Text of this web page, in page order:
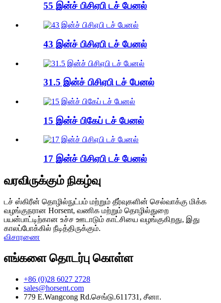
55 இன்ச் பிசிஏபி டச் பேனல்
43 இன்ச் பிசிஏபி டச் பேனல்
31.5 இன்ச் பிசிஏபி டச் பேனல்
15 இன்ச் பிகேப் டச் பேனல்
17 இன்ச் பிசிஏபி டச் பேனல்
வரவிருக்கும் நிகழ்வு
டச் ஸ்கிரீன் தொழில்நுட்பம் மற்றும் தீர்வுகளின் செல்வாக்கு மிக்க
வழங்குநரான Horsent, வணிக மற்றும் தொழில்துறை
பயன்பாட்டிற்கான உச்ச ஊடாடும் காட்சியை வழங்குகிறது, இது
காலப்போக்கில் நீடித்திருக்கும்.
விசாரணை
எங்களை தொடர்பு கொள்ள
+86 (0)28 6027 2728
sales@horsent.com
779 E.Wangcong Rd.செங்டு.611731, சீனா.